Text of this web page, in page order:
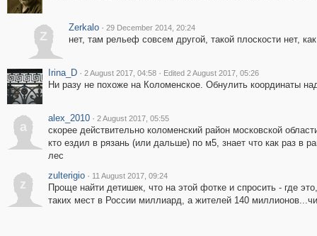
Z
Zerkalo · 29 December 2014, 20:24
нет, там рельеф совсем другой, такой плоскости нет,
Irina_D · 2 August 2017, 04:58 · Edited 2 August 2017, 05:26
Ни разу не похоже на Коломенское. Обнулить координаты
a
alex_2010 · 2 August 2017, 05:55
скорее действительно коломенский район московской
кто ездил в рязань (или дальше) по м5, знает что как раз в
лес
z
zulterigio · 11 August 2017, 09:24
Проще найти детишек, что на этой фотке и спросить - где
таких мест в России миллиард, а жителей 140